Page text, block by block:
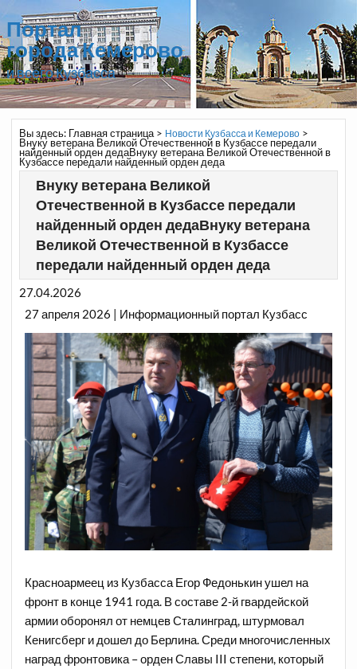
Портал
города Кемерово
и всего Кузбасса
Вы здесь: Главная страница> Новости Кузбасса и Кемерово>
Внуку ветерана Великой Отечественной в Кузбассе передали
найденный орден дедаВнуку ветерана Великой Отечественной в
Кузбассе передали найденный орден деда
Внуку ветерана Великой
Отечественной в Кузбассе передали
найденный орден дедаВнуку ветерана
Великой Отечественной в Кузбассе
передали найденный орден деда
27.04.2026
27 апреля 2026 | Информационный портал Кузбасс
Красноармеец из Кузбасса Егор Федонькин ушел на
фронт в конце 1941 года. В составе 2-й гвардейской
армии оборонял от немцев Сталинград, штурмовал
Кенигсберг и дошел до Берлина. Среди многочисленных
наград фронтовика – орден Славы III степени, который